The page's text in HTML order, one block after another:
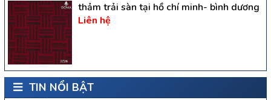
thảm trải sàn tại hồ chí minh- bình dương
Liên hệ
TIN NỔI BẬT